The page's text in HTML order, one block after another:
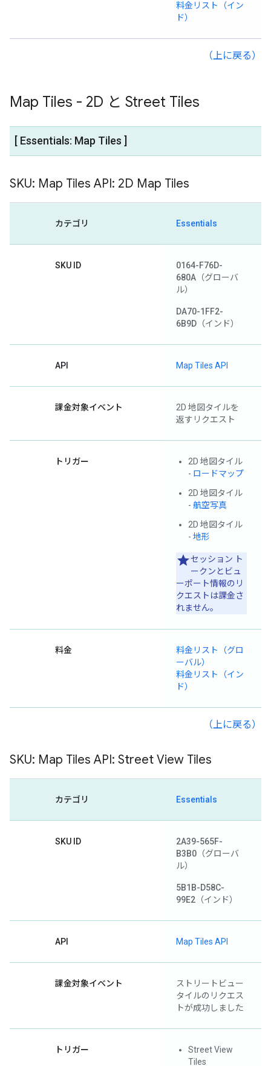
料金リスト（イン
ド）
（上に戻る）
Map Tiles - 2D と Street Tiles
[ Essentials: Map Tiles ]
SKU: Map Tiles API: 2D Map Tiles
カテゴリ Essentials
SKU ID
0164-F76D-
680A （グローバ
ル）
DA70-1FF2-
6B9D （インド）
API Map Tiles API
課金対象イベント
2D 地図タイルを
返すリクエスト
トリガー
2D 地図タイル
- ロードマップ
2D 地図タイル
- 航空写真
2D 地図タイル
- 地形
セッション ト
ークンとビュ
ーポート情報のリ
クエストは課金さ
れません。
料金
料金リスト（グロ
ーバル）
料金リスト（イン
ド）
（上に戻る）
SKU: Map Tiles API: Street View Tiles
カテゴリ Essentials
SKU ID
2A39-565F-
B3B0 （グローバ
ル）
5B1B-D58C-
99E2 （インド）
API Map Tiles API
課金対象イベント
ストリートビュー
タイルのリクエス
トが成功しました
トリガー
Street View
Tiles